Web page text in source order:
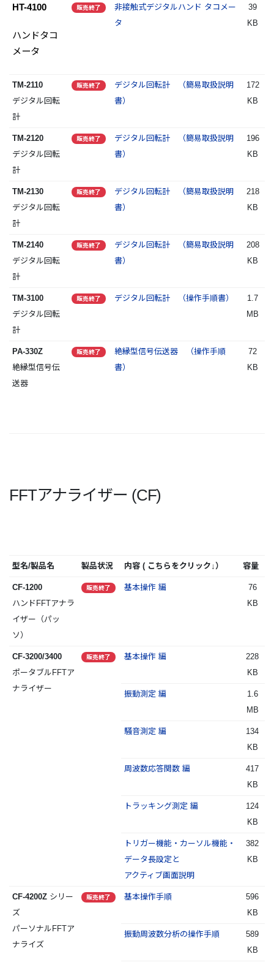
HT-4100
ハンドタコ
メータ
販売終了
非接触式デジタルハンド タコメー
タ
39
KB
TM-2110
デジタル回転
計
販売終了
デジタル回転計 （簡易取扱説明
書）
172
KB
TM-2120
デジタル回転
計
販売終了
デジタル回転計 （簡易取扱説明
書）
196
KB
TM-2130
デジタル回転
計
販売終了
デジタル回転計 （簡易取扱説明
書）
218
KB
TM-2140
デジタル回転
計
販売終了
デジタル回転計 （簡易取扱説明
書）
208
KB
TM-3100
デジタル回転
計
販売終了 デジタル回転計 （操作手順書）
1.7
MB
PA-330Z
絶縁型信号伝
送器
販売終了
絶縁型信号伝送器 （操作手順
書）
72
KB
FFTアナライザー (CF)
型名/製品名 製品状況 内容 ( こちらをクリック↓） 容量
CF-1200
ハンドFFTアナラ
イザー（パッ
ソ）
販売終了 基本操作 編
76
KB
CF-3200/3400
ポータブルFFTア
ナライザー
販売終了 基本操作 編
228
KB
振動測定 編
1.6
MB
騒音測定 編
134
KB
周波数応答関数 編
417
KB
トラッキング測定 編
124
KB
トリガー機能・カーソル機能・
データ長設定と
アクティブ画面説明
382
KB
CF-4200Zシリー
ズ
パーソナルFFTア
ナライズ
販売終了 基本操作手順
596
KB
振動周波数分析の操作手順
589
KB